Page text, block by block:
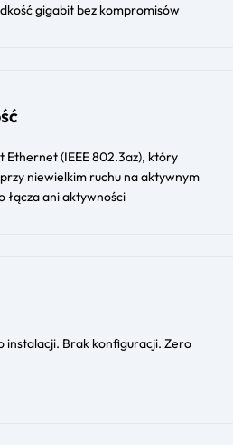
gigabit bez kompromisów
(IEEE 802.3az), który
niewielkim ruchu na aktywnym
łącza ani aktywności
instalacji. Brak konfiguracji. Zero